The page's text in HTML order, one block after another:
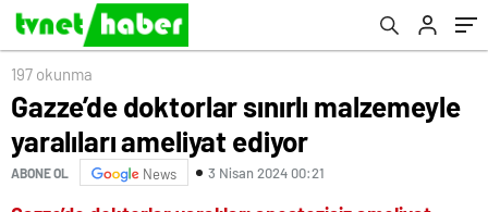
197 okunma
Gazze’de doktorlar sınırlı malzemeyle
yaralıları ameliyat ediyor
ABONE OL News 3 Nisan 2024 00:21